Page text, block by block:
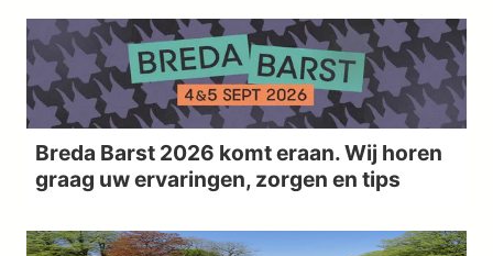
Breda Barst 2026 komt eraan. Wij horen
graag uw ervaringen, zorgen en tips